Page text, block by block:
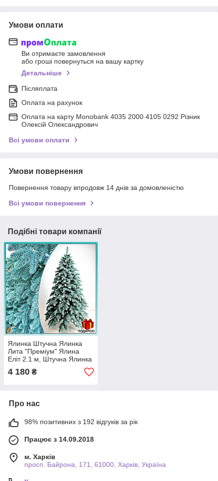
Умови оплати
Ви отримаєте замовлення
або гроші повернуться на вашу картку
Детальніше
Післяплата
Оплата на рахунок
Оплата на карту Monobank 4035 2000 4105 0292 Різник
Олексій Олександрович
Всі умови оплати
Умови повернення
Повернення товару впродовж 14 днів за домовленістю
Всі умови повернення
Подібні товари компанії
Ялинка Штучна Ялинка
Лита "Преміум" Ялина
Еліт 2.1 м, Штучна Ялинка
Еліт як справжня
4 180 ₴
Про нас
98% позитивних з 192 відгуків за рік
Працює з 14.09.2018
м. Харків
просп. Байрона, 171, 61000, Харків, Україна